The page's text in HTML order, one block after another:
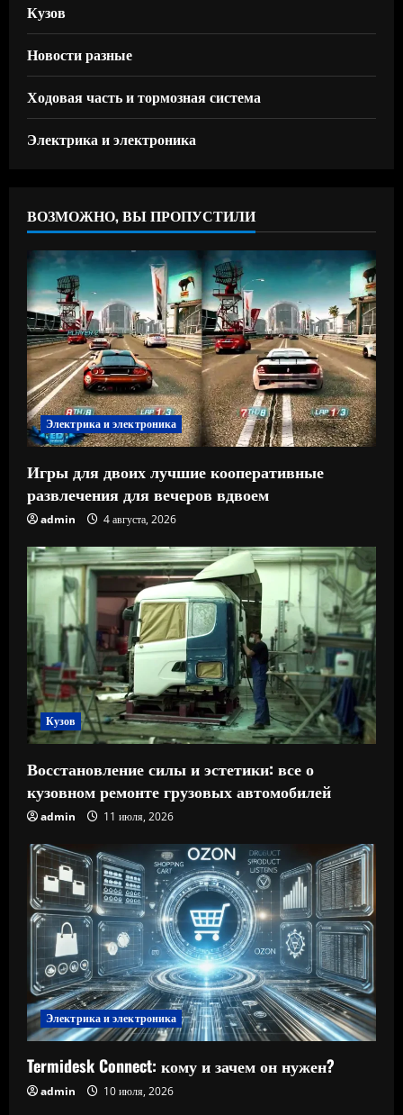
Кузов
Новости разные
Ходовая часть и тормозная система
Электрика и электроника
ВОЗМОЖНО, ВЫ ПРОПУСТИЛИ
Электрика и электроника
Игры для двоих лучшие кооперативные
развлечения для вечеров вдвоем
admin 4 августа, 2026
Кузов
Восстановление силы и эстетики: все о
кузовном ремонте грузовых автомобилей
admin 11 июля, 2026
Электрика и электроника
Termidesk Connect: кому и зачем он нужен?
admin 10 июля, 2026